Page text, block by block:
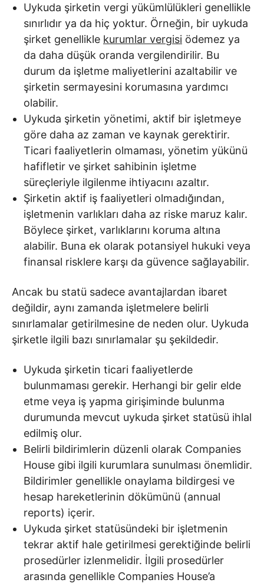
Uykuda şirketin vergi yükümlülükleri genellikle
sınırlıdır ya da hiç yoktur. Örneğin, bir uykuda
şirket genellikle kurumlar vergisi ödemez ya
da daha düşük oranda vergilendirilir. Bu
durum da işletme maliyetlerini azaltabilir ve
şirketin sermayesini korumasına yardımcı
olabilir.
Uykuda şirketin yönetimi, aktif bir işletmeye
göre daha az zaman ve kaynak gerektirir.
Ticari faaliyetlerin olmaması, yönetim yükünü
hafifletir ve şirket sahibinin işletme
süreçleriyle ilgilenme ihtiyacını azaltır.
Şirketin aktif iş faaliyetleri olmadığından,
işletmenin varlıkları daha az riske maruz kalır.
Böylece şirket, varlıklarını koruma altına
alabilir. Buna ek olarak potansiyel hukuki veya
finansal risklere karşı da güvence sağlayabilir.
Ancak bu statü sadece avantajlardan ibaret
değildir, aynı zamanda işletmelere belirli
sınırlamalar getirilmesine de neden olur. Uykuda
şirketle ilgili bazı sınırlamalar şu şekildedir.
Uykuda şirketin ticari faaliyetlerde
bulunmaması gerekir. Herhangi bir gelir elde
etme veya iş yapma girişiminde bulunma
durumunda mevcut uykuda şirket statüsü ihlal
edilmiş olur.
Belirli bildirimlerin düzenli olarak Companies
House gibi ilgili kurumlara sunulması önemlidir.
Bildirimler genellikle onaylama bildirgesi ve
hesap hareketlerinin dökümünü (annual
reports) içerir.
Uykuda şirket statüsündeki bir işletmenin
tekrar aktif hale getirilmesi gerektiğinde belirli
prosedürler izlenmelidir. İlgili prosedürler
arasında genellikle Companies House’a